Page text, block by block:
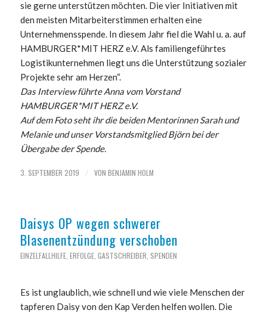
sie gerne unterstützen möchten. Die vier Initiativen mit
den meisten Mitarbeiterstimmen erhalten eine
Unternehmensspende. In diesem Jahr fiel die Wahl u. a. auf
HAMBURGER*MIT HERZ e.V. Als familiengeführtes
Logistikunternehmen liegt uns die Unterstützung sozialer
Projekte sehr am Herzen“.
Das Interview führte Anna vom Vorstand
HAMBURGER*MIT HERZ e.V.
Auf dem Foto seht ihr die beiden Mentorinnen Sarah und
Melanie und unser Vorstandsmitglied Björn bei der
Übergabe der Spende.
3. SEPTEMBER 2019 / VON BENJAMIN HOLM
Daisys OP wegen schwerer
Blasenentzündung verschoben
EINZELFALLHILFE, ERFOLGE, GASTSCHREIBER SPENDEN
Es ist unglaublich, wie schnell und wie viele Menschen der
tapferen Daisy von den Kap Verden helfen wollen. Die